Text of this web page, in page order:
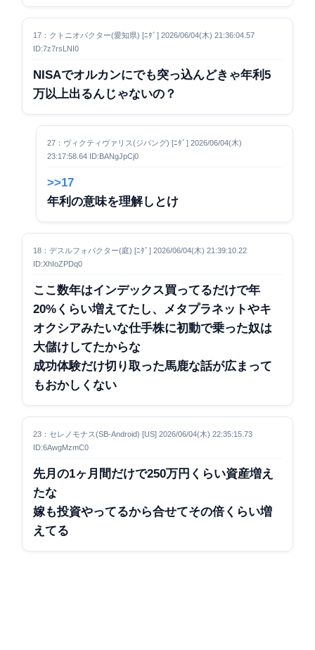
17：クトニオバクター(愛知県) [ﾆﾀﾞ] 2026/06/04(木) 21:36:04.57
ID:7z7rsLNI0
NISAでオルカンにでも突っ込んどきゃ年利5
万以上出るんじゃないの？
27：ヴィクティヴァリス(ジパング) [ﾆﾀﾞ] 2026/06/04(木)
23:17:58.64 ID:BANgJpCj0
>>17
年利の意味を理解しとけ
18：デスルフォバクター(庭) [ﾆﾀﾞ] 2026/06/04(木) 21:39:10.22
ID:XhIoZPDq0
ここ数年はインデックス買ってるだけで年
20%くらい増えてたし、メタプラネットやキ
オクシアみたいな仕手株に初動で乗った奴は
大儲けしてたからな
成功体験だけ切り取った馬鹿な話が広まって
もおかしくない
23：セレノモナス(SB-Android) [US] 2026/06/04(木) 22:35:15.73
ID:6AwgMzmC0
先月の1ヶ月間だけで250万円くらい資産増え
たな
嫁も投資やってるから合せてその倍くらい増
えてる